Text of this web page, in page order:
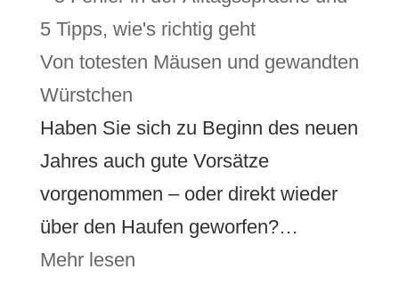
Von totesten Mäusen und gewandten
Würstchen
Haben Sie sich zu Beginn des neuen
Jahres auch gute Vorsätze
vorgenommen – oder direkt wieder
über den Haufen geworfen?…
Mehr lesen